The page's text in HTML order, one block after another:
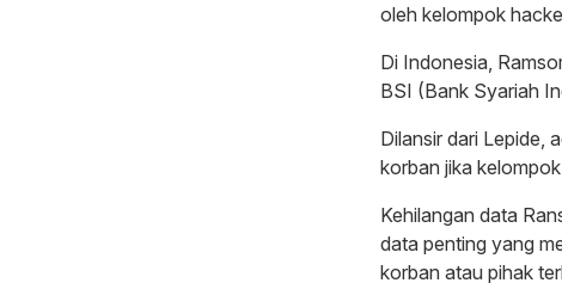
oleh kelompok
Di Indonesia,
BSI (Bank Syariah
Dilansir dari Lepide,
korban jika
Kehilangan data
data penting yang
korban atau pihak